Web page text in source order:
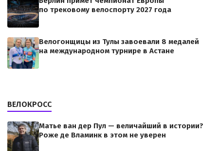
по трековому велоспорту 2027 года
Велогонщицы из Тулы завоевали 8 медалей
на международном турнире в Астане
ВЕЛОКРОСС
Матье ван дер Пул — величайший в истории?
Роже де Вламинк в этом не уверен